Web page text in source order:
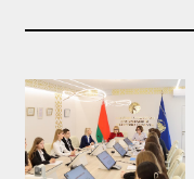
VK Google+